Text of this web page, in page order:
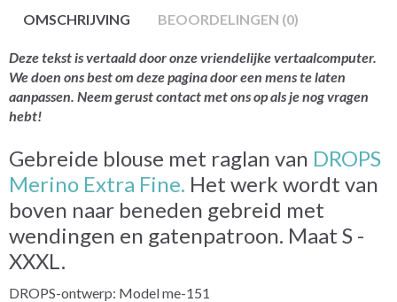
OMSCHRIJVING BEOORDELINGEN (0)
Deze tekst is vertaald door onze vriendelijke vertaalcomputer.
We doen ons best om deze pagina door een mens te laten
aanpassen. Neem gerust contact met ons op als je nog vragen
hebt!
Gebreide blouse met raglan van DROPS
Merino Extra Fine. Het werk wordt van
boven naar beneden gebreid met
wendingen en gatenpatroon. Maat S -
XXXL.
DROPS-ontwerp: Model me-151